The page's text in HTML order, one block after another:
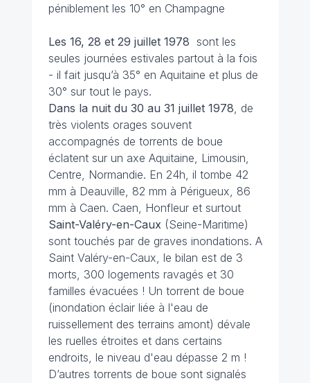
péniblement les 10° en Champagne
Les 16, 28 et 29 juillet 1978 sont les
seules journées estivales partout à la fois
- il fait jusqu’à 35° en Aquitaine et plus de
30° sur tout le pays.
Dans la nuit du 30 au 31 juillet 1978, de
très violents orages souvent
accompagnés de torrents de boue
éclatent sur un axe Aquitaine, Limousin,
Centre, Normandie. En 24h, il tombe 42
mm à Deauville, 82 mm à Périgueux, 86
mm à Caen. Caen, Honfleur et surtout
Saint-Valéry-en-Caux(Seine-Maritime)
sont touchés par de graves inondations. A
Saint Valéry-en-Caux, le bilan est de 3
morts, 300 logements ravagés et 30
familles évacuées ! Un torrent de boue
(inondation éclair liée à l'eau de
ruissellement des terrains amont) dévale
les ruelles étroites et dans certains
endroits, le niveau d'eau dépasse 2 m !
D’autres torrents de boue sont signalés